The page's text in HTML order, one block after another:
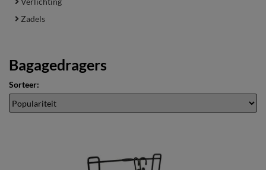
Zadels
Bagagedragers
Sorteer: